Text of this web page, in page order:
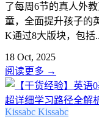
了每周6节的真人外
童，全面提升孩子的
K通过8大版块，包括
18 Oct, 2025
阅读更多 →
Kissabc Kissabc